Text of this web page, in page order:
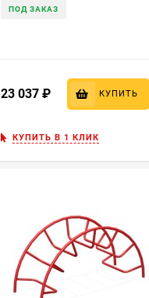
ПОД ЗАКАЗ
23 037 КУПИТЬ
КУПИТЬ В 1 КЛИК